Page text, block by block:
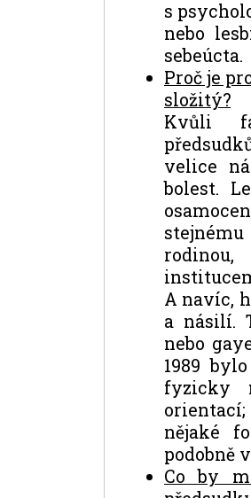
s
nebo
sebeúcta.
Proč je
složitý?
Kvůli
velice
bolest.
A navíc,
a násilí.
nebo
1989
fyzicky
nějaké
podobně
Co by